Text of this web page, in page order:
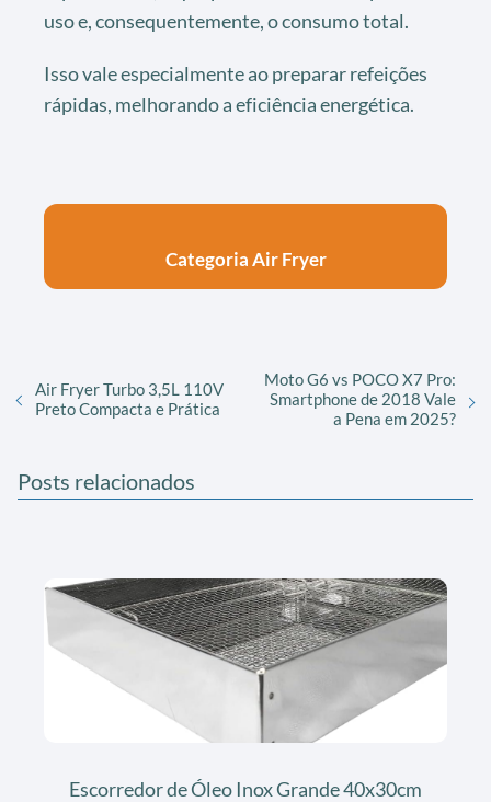
uso e, consequentemente, o consumo total.
Isso vale especialmente ao preparar refeições
rápidas, melhorando a eficiência energética.
Categoria Air Fryer
Air Fryer Turbo 3,5L 110V
Preto Compacta e Prática
Moto G6 vs POCO X7 Pro:
Smartphone de 2018 Vale
a Pena em 2025?
Posts relacionados
Escorredor de Óleo Inox Grande 40x30cm